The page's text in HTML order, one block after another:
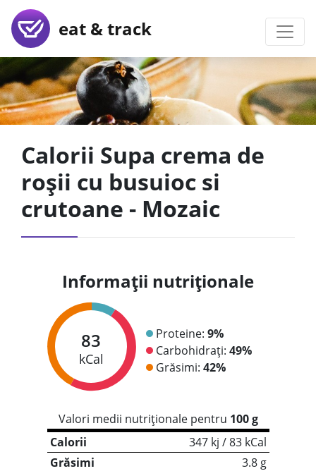
eat & track
Calorii Supa crema de
roșii cu busuioc si
crutoane - Mozaic
Informații nutriționale
83
kCal
Proteine: 9%
Carbohidrați: 49%
Grăsimi: 42%
Valori medii nutriționale pentru 100 g
Calorii
347 kj / 83 kCal
Grăsimi
3.8 g